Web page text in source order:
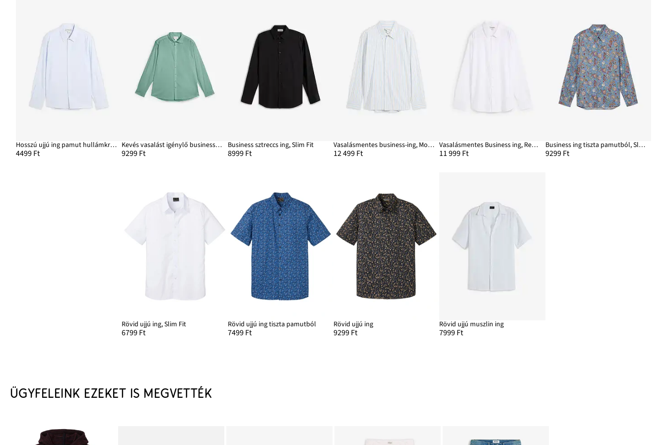
Hosszú ujjú ing pamut hullámkreppből, Regular Fit
4499 Ft
Kevés vasalást igénylő business-ing pamutból, Regular Fit
9299 Ft
Business sztreccs ing, Slim Fit
8999 Ft
Vasalásmentes business-ing, Modern Fit
12 499 Ft
Vasalásmentes Business ing, Regular Fit
11 999 Ft
Business ing tiszta pamutból, Slim Fit
9299 Ft
Rövid ujjú ing, Slim Fit
6799 Ft
Rövid ujjú ing tiszta pamutból
7499 Ft
Rövid ujjú ing
9299 Ft
Rövid ujjú muszlin ing
7999 Ft
ÜGYFELEINK EZEKET IS MEGVETTÉK